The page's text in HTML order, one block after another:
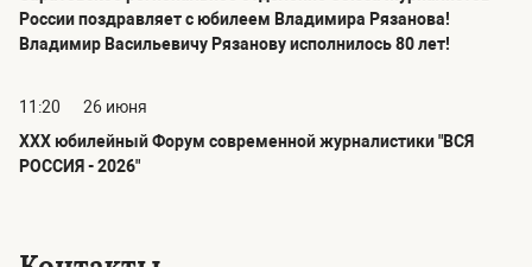
России поздравляет с юбилеем Владимира Рязанова!
Владимир Васильевичу Рязанову исполнилось 80 лет!
11:20
26 июня
ХХХ юбилейный Форум современной журналистики "ВСЯ
РОССИЯ - 2026"